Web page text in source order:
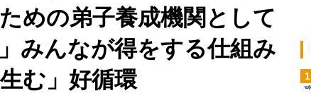
めの弟子養成機関として
みんなが得をする仕組み
む」好循環
1